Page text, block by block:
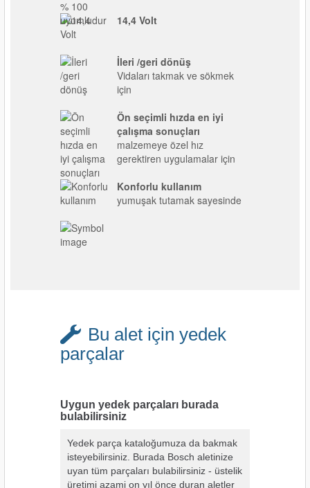
14,4 Volt
İleri /geri dönüş
Vidaları takmak ve sökmek
için
Ön seçimli hızda en iyi
çalışma sonuçları
malzemeye özel hız
gerektiren uygulamalar için
Konforlu kullanım
yumuşak tutamak sayesinde
Bu alet için yedek
parçalar
Uygun yedek parçaları burada
bulabilirsiniz
Yedek parça kataloğumuza da bakmak
isteyebilirsiniz. Burada Bosch aletinize
uyan tüm parçaları bulabilirsiniz - üstelik
üretimi azami on yıl önce duran aletler